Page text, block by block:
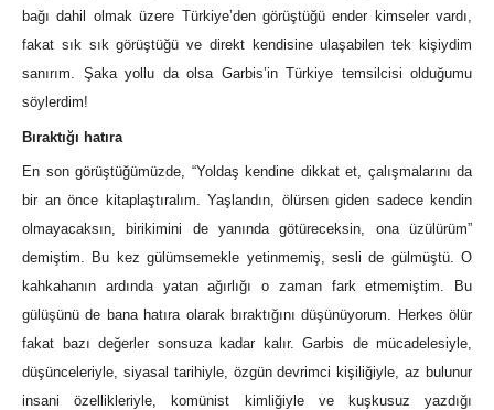
bağı dahil olmak üzere Türkiye’den görüştüğü ender kimseler vardı,
fakat sık sık görüştüğü ve direkt kendisine ulaşabilen tek kişiydim
sanırım. Şaka yollu da olsa Garbis’in Türkiye temsilcisi olduğumu
söylerdim!
Bıraktığı hatıra
En son görüştüğümüzde, “Yoldaş kendine dikkat et, çalışmalarını da
bir an önce kitaplaştıralım. Yaşlandın, ölürsen giden sadece kendin
olmayacaksın, birikimini de yanında götüreceksin, ona üzülürüm”
demiştim. Bu kez gülümsemekle yetinmemiş, sesli de gülmüştü. O
kahkahanın ardında yatan ağırlığı o zaman fark etmemiştim. Bu
gülüşünü de bana hatıra olarak bıraktığını düşünüyorum. Herkes ölür
fakat bazı değerler sonsuza kadar kalır. Garbis de mücadelesiyle,
düşünceleriyle, siyasal tarihiyle, özgün devrimci kişiliğiyle, az bulunur
insani özellikleriyle, komünist kimliğiyle ve kuşkusuz yazdığı